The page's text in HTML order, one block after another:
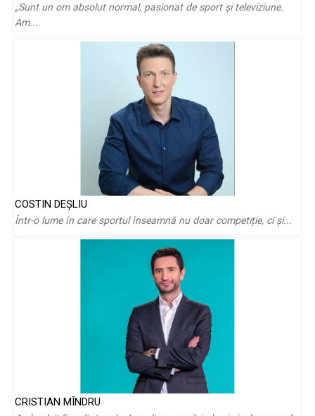
Florina Constantinescu: „Uit complet că sunt adult și devin
încă un copil în ...
Eda Marcus: „M-aş întoarce să îmi văd sora mică, să mai
stau o clipă cu ...
„Sunt un om absolut normal, pasionat de sport și televiziune.
Am...
COSTIN DEŞLIU
Într-o lume în care sportul înseamnă nu doar competiție, ci și...
CRISTIAN MÎNDRU